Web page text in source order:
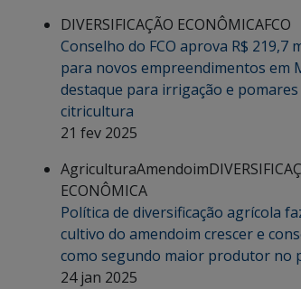
DIVERSIFICAÇÃO ECONÔMICAFCO
Conselho do FCO aprova R$ 219,7
para novos empreendimentos em
destaque para irrigação e pomares
citricultura
21 fev 2025
AgriculturaAmendoim
ECONÔMICA
Política de diversificação agrícola
cultivo do amendoim crescer e
como segundo maior produtor no
24 jan 2025